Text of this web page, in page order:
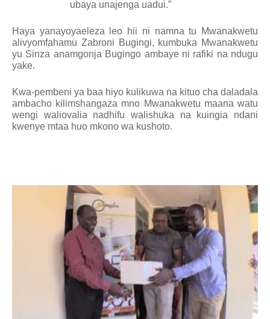
ubaya unajenga uadui.”
Haya yanayoyaeleza leo hii ni namna tu Mwanakwetu
alivyomfahamu Zabroni Bugingi, kumbuka Mwanakwetu
yu Sinza anamgonja Bugingo ambaye ni rafiki na ndugu
yake.
Kwa-pembeni ya baa hiyo kulikuwa na kituo cha daladala
ambacho kilimshangaza mno Mwanakwetu maana watu
wengi waliovalia nadhifu walishuka na kuingia ndani
kwenye mtaa huo mkono wa kushoto.